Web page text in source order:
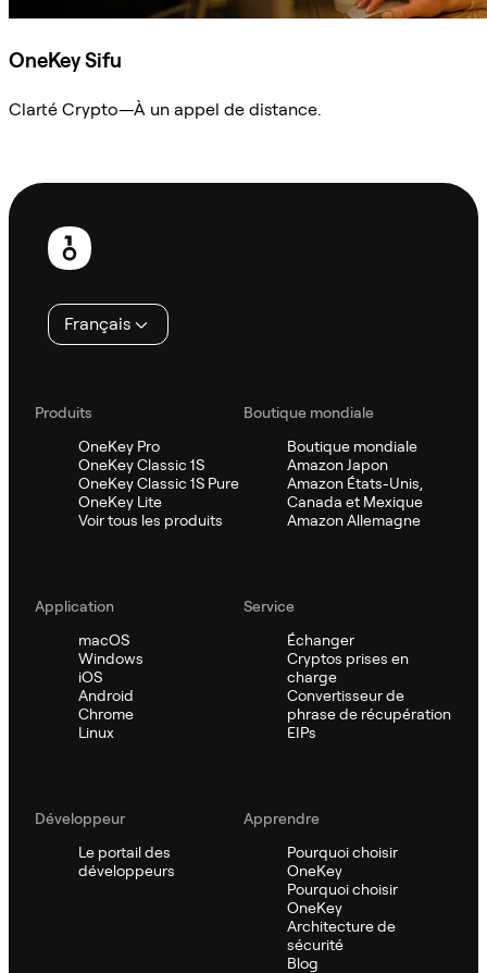
OneKey Sifu
Clarté Crypto—À un appel de distance.
Pied
page
Français
Produits
OneKey Pro
OneKey Classic 1S
OneKey Classic 1S Pure
OneKey Lite
Voir tous les produits
Boutique mondiale
Boutique mondiale
Amazon Japon
Amazon États-Unis,
Canada et Mexique
Amazon Allemagne
Application
macOS
Windows
iOS
Android
Chrome
Linux
Service
Échanger
Cryptos prises en
charge
Convertisseur de
phrase de récupération
EIPs
Développeur
Le portail des
développeurs
Apprendre
Pourquoi choisir
OneKey
Pourquoi choisir
OneKey
Architecture de
sécurité
Blog